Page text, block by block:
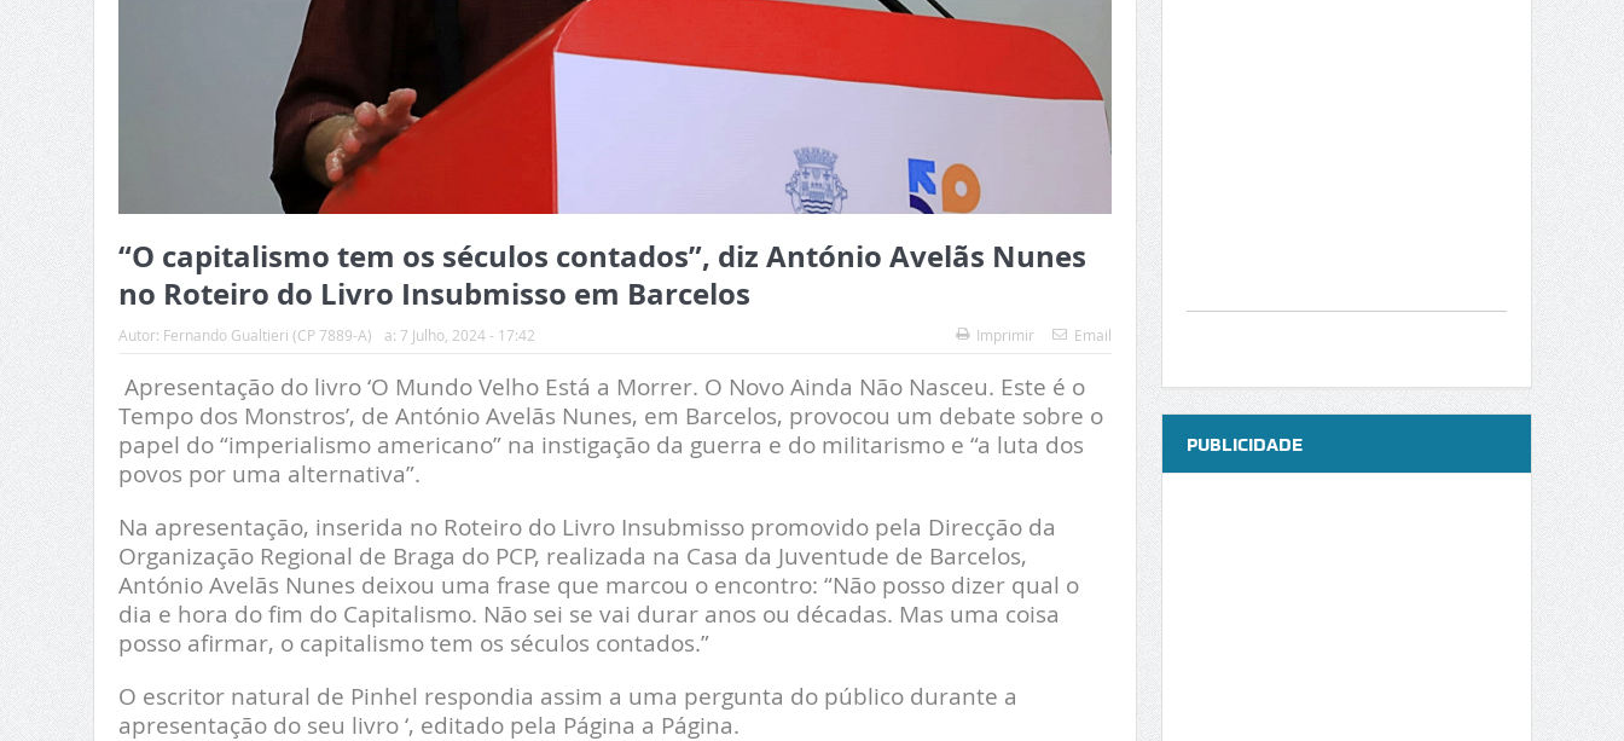
“O capitalismo tem os séculos contados”, diz António Avelãs Nunes
no Roteiro do Livro Insubmisso em Barcelos
Autor: Fernando Gualtieri (CP 7889-A) a: 7 Julho, 2024 - 17:42 Imprimir Email
Apresentação do livro ‘O Mundo Velho Está a Morrer. O Novo Ainda Não Nasceu. Este é o
Tempo dos Monstros’, de António Avelãs Nunes, em Barcelos, provocou um debate sobre o
papel do “imperialismo americano” na instigação da guerra e do militarismo e “a luta dos
povos por uma alternativa”.
Na apresentação, inserida no Roteiro do Livro Insubmisso promovido pela Direcção da
Organização Regional de Braga do PCP, realizada na Casa da Juventude de Barcelos,
António Avelãs Nunes deixou uma frase que marcou o encontro: “Não posso dizer qual o
dia e hora do fim do Capitalismo. Não sei se vai durar anos ou décadas. Mas uma coisa
posso afirmar, o capitalismo tem os séculos contados.”
O escritor natural de Pinhel respondia assim a uma pergunta do público durante a
apresentação do seu livro ‘, editado pela Página a Página.
PUBLICIDADE